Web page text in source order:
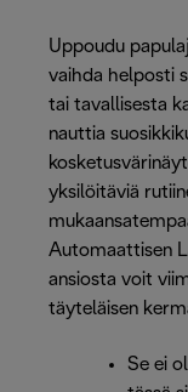
Uppoudu
vaihda helposti
tai tavallisesta
nauttia
yksilöitäviä
Automaattisen
ansiosta voit
täyteläisen
Se ei